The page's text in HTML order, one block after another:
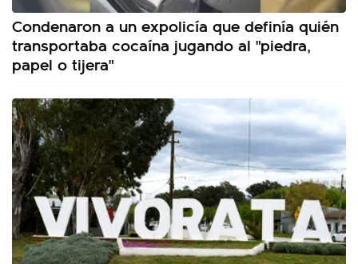
Condenaron a un expolicía que definía quién
transportaba cocaína jugando al "piedra,
papel o tijera"